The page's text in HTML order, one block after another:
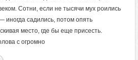
Сотни, если не тысячи мух роились
иногда садились, потом опять
место, где бы еще присесть.
с огромно